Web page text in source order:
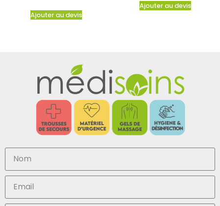
Ajouter au devis
Ajouter au devis